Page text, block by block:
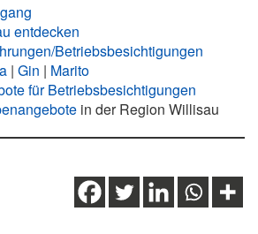
entdecken
Betriebsbesichtigungen
| Gin | Marito
für Betriebsbesichtigungen
in der Region Willisau